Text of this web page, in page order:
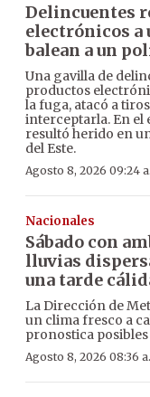
Delincuentes
electrónicos a
balean a un
Una gavilla de
productos
la fuga, atacó a
interceptarla. En
resultó herido en
del Este.
Agosto 8, 2026 09:24
Nacionales
Sábado con
lluvias
una tarde
La Dirección de
un clima fresco a
pronostica
Agosto 8, 2026 08:36